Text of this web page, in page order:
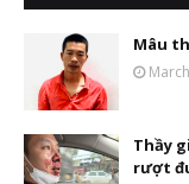
Mâu
Thầy
rượt